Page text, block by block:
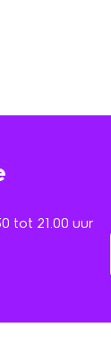
tot 21.00 uur